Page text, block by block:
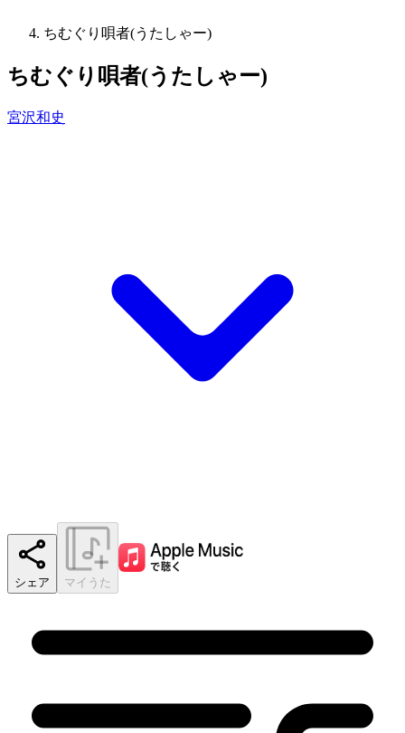
ちむぐり唄者(うたしゃー)
ちむぐり唄者(うたしゃー)
宮沢和史
シェア マイうた